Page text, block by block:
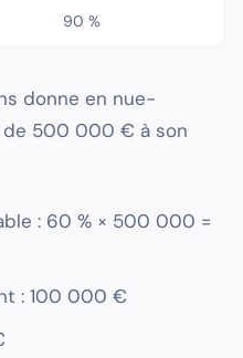
90 %
donne en nue-
500 000 € à son
: 60 % × 500 000 =
: 100 000 €